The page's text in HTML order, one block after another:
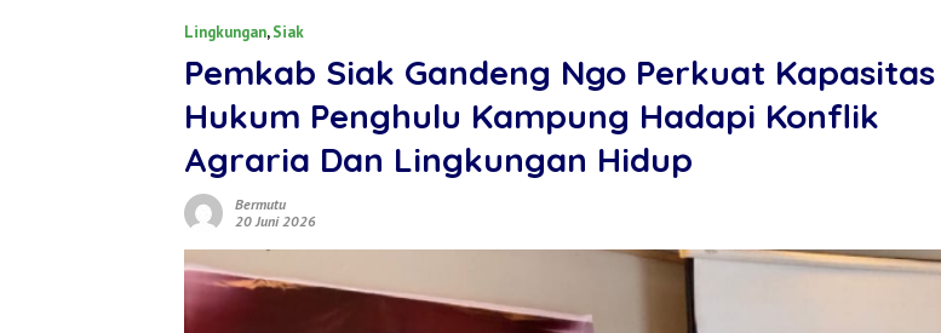
Lingkungan,Siak
Pemkab Siak Gandeng Ngo Perkuat Kapasitas
Hukum Penghulu Kampung Hadapi Konflik
Agraria Dan Lingkungan Hidup
Bermutu
20 Juni 2026